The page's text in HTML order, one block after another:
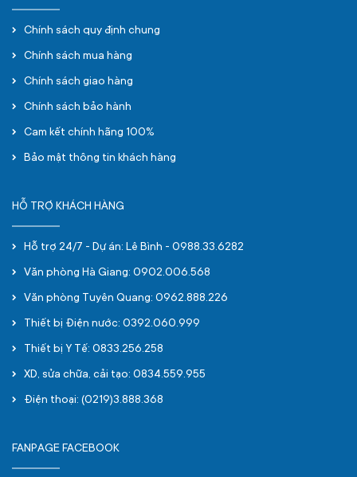
Chính sách quy định chung
Chính sách mua hàng
Chính sách giao hàng
Chính sách bảo hành
Cam kết chính hãng 100%
Bảo mật thông tin khách hàng
HỖ TRỢ KHÁCH HÀNG
Hỗ trợ 24/7 - Dự án: Lê Bình - 0988.33.6282
Văn phòng Hà Giang: 0902.006.568
Văn phòng Tuyên Quang: 0962.888.226
Thiết bị Điện nước: 0392.060.999
Thiết bị Y Tế: 0833.256.258
XD, sửa chữa, cải tạo: 0834.559.955
Điện thoại: (0219)3.888.368
FANPAGE FACEBOOK